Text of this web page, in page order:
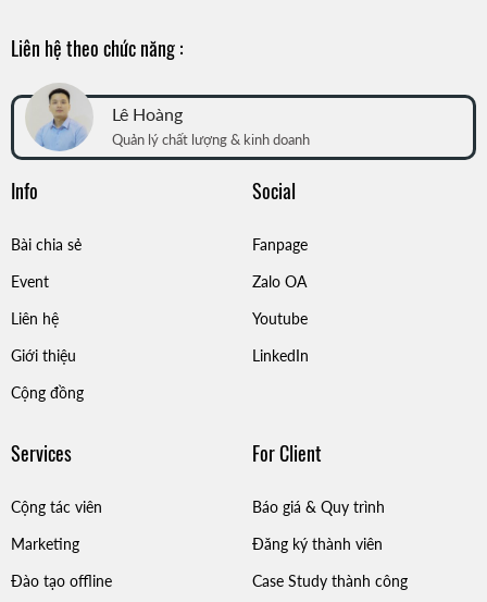
Liên hệ theo chức năng :
Lê Hoàng
Quản lý chất lượng & kinh doanh
Info
Bài chia sẻ
Event
Liên hệ
Giới thiệu
Cộng đồng
Social
Fanpage
Zalo OA
Youtube
LinkedIn
Services
Cộng tác viên
Marketing
Đào tạo offline
For Client
Báo giá & Quy trình
Đăng ký thành viên
Case Study thành công